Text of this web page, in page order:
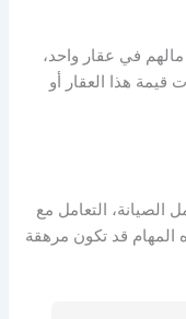
في عقار واحد،
قيمة هذا العقار أو
الصيانة، التعامل مع
المهام قد تكون مرهقة